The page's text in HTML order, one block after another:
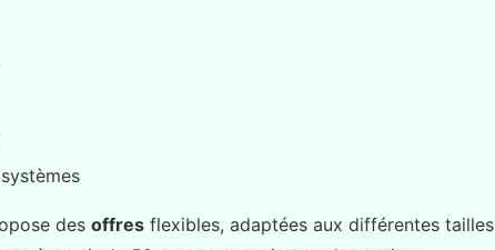
des offres flexibles, adaptées aux différentes tailles